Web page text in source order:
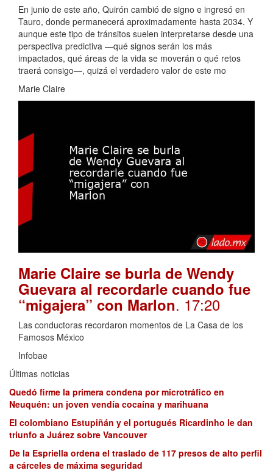
En junio de este año, Quirón cambió de signo e ingresó en
Tauro, donde permanecerá aproximadamente hasta 2034. Y
aunque este tipo de tránsitos suelen interpretarse desde una
perspectiva predictiva —qué signos serán los más
impactados, qué áreas de la vida se moverán o qué retos
traerá consigo—, quizá el verdadero valor de este mo
Marie Claire
Marie Claire se burla de Wendy
Guevara al recordarle cuando fue
“migajera” con Marlon. 17:20
Las conductoras recordaron momentos de La Casa de los
Famosos México
Infobae
Últimas noticias
Quedó firme la primera condena por microtráfico en
Neuquén: un joven vendía cocaína y marihuana
El colombiano Estupiñán y el portugués Ricardinho le dan
triunfo a Juárez sobre Vancouver
De la Espriella ordena el traslado de 117 presos de alto perfil
a cárceles de máxima seguridad